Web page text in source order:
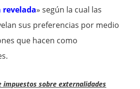
revelada» según la cual las
sus preferencias por medio
que hacen como
impuestos sobre externalidades